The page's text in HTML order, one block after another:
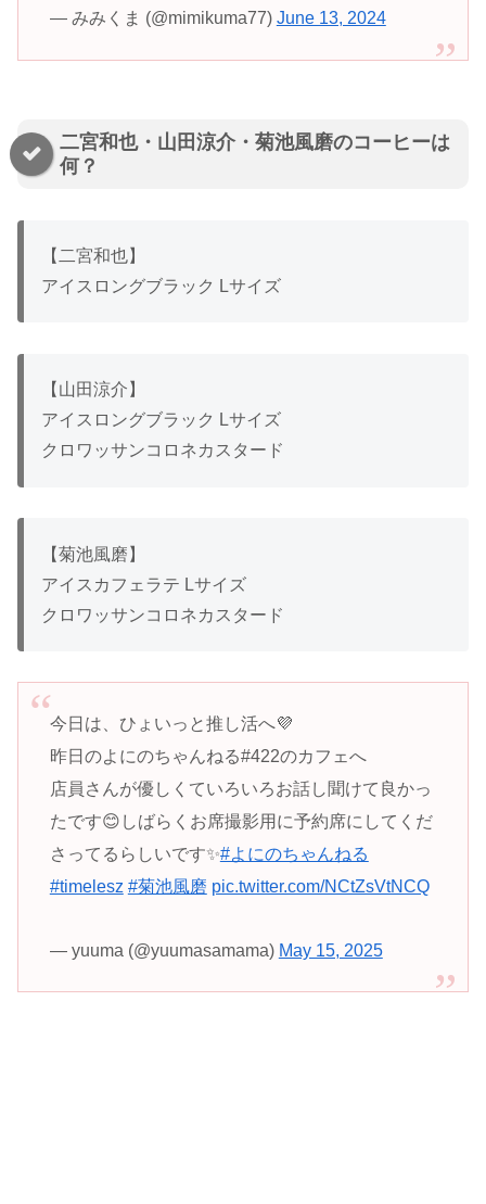
— みみくま (@mimikuma77) June 13, 2024
二宮和也・山田涼介・菊池風磨のコーヒーは
何？
【二宮和也】
アイスロングブラック Lサイズ
【山田涼介】
アイスロングブラック Lサイズ
クロワッサンコロネカスタード
【菊池風磨】
アイスカフェラテ Lサイズ
クロワッサンコロネカスタード
今日は、ひょいっと推し活へ💜
昨日のよにのちゃんねる#422のカフェへ
店員さんが優しくていろいろお話し聞けて良かっ
たです😊しばらくお席撮影用に予約席にしてくだ
さってるらしいです✨#よにのちゃんねる
#timelesz #菊池風磨 pic.twitter.com/NCtZsVtNCQ
— yuuma (@yuumasamama) May 15, 2025